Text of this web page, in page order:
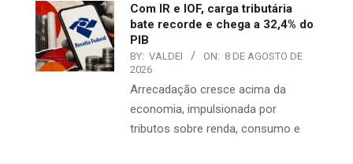
Com IR e IOF, carga tributária
bate recorde e chega a 32,4% do
PIB
BY: VALDEI ON: 8 DE AGOSTO DE
2026
Arrecadação cresce acima da
economia, impulsionada por
tributos sobre renda, consumo e